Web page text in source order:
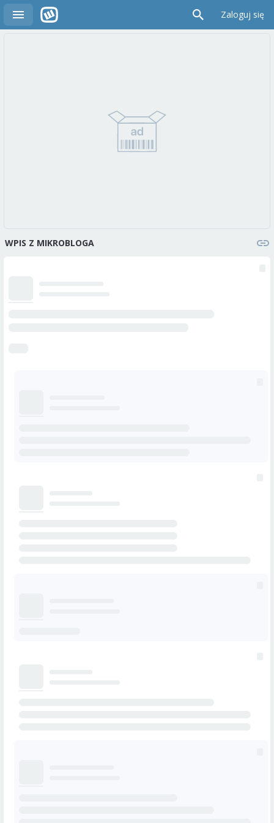
Zaloguj się
WPIS Z MIKROBLOGA